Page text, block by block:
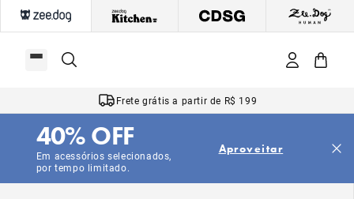
Frete grátis a partir de R$ 199
Em acessórios selecionados,
por tempo limitado.
40% OFF Aproveitar
3D